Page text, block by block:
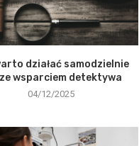
działać samodzielnie
wsparciem detektywa
04/12/2025